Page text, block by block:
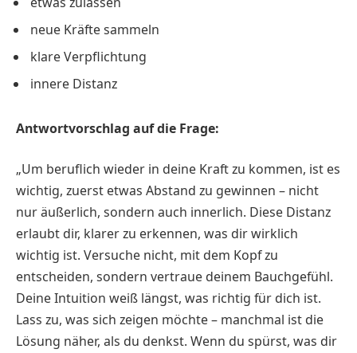
neue Kräfte sammeln
klare Verpflichtung
innere Distanz
Antwortvorschlag auf die Frage:
„Um beruflich wieder in deine Kraft zu kommen, ist es
wichtig, zuerst etwas Abstand zu gewinnen – nicht
nur äußerlich, sondern auch innerlich. Diese Distanz
erlaubt dir, klarer zu erkennen, was dir wirklich
wichtig ist. Versuche nicht, mit dem Kopf zu
entscheiden, sondern vertraue deinem Bauchgefühl.
Deine Intuition weiß längst, was richtig für dich ist.
Lass zu, was sich zeigen möchte – manchmal ist die
Lösung näher, als du denkst. Wenn du spürst, was dir